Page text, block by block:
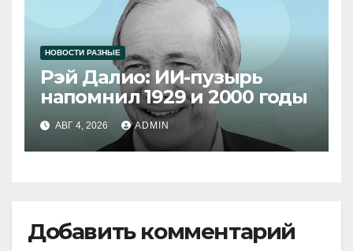
НОВОСТИ РАЗНЫЕ
Рэй Далио: ИИ-пузырь
напомнил 1929 и 2000 годы
АВГ 4, 2026 ADMIN
Добавить комментарий